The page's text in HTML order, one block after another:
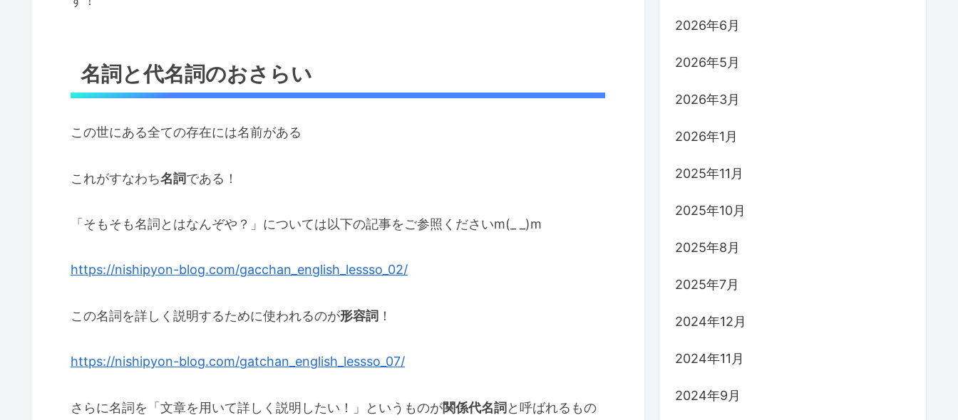
名詞と代名詞のおさらい
この世にある全ての存在には名前がある
これがすなわち名詞である！
「そもそも名詞とはなんぞや？」については以下の記事をご参照くださいm(_ _)m
https://nishipyon-blog.com/gacchan_english_lessso_02/
この名詞を詳しく説明するために使われるのが形容詞 ！
https://nishipyon-blog.com/gatchan_english_lessso_07/
さらに名詞を「文章を用いて詳しく説明したい！」というものが関係代名詞と呼ばれるもの
2026年6月
2026年5月
2026年3月
2026年1月
2025年11月
2025年10月
2025年8月
2025年7月
2024年12月
2024年11月
2024年9月